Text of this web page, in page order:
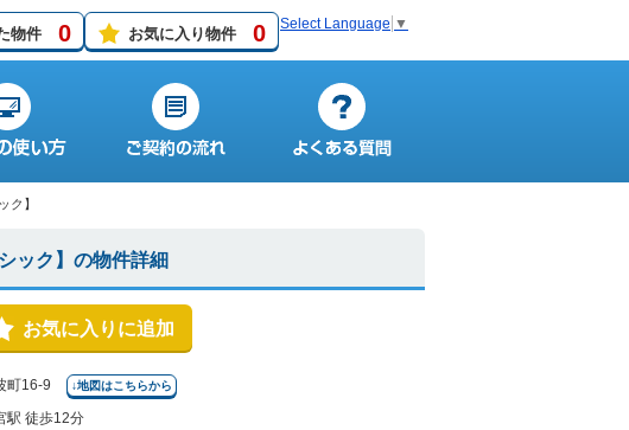
物件 0 お気に入り物件 0 Select Language ▼
ク】
ック】の物件詳細
お気に入りに追加
町16-9 ↓地図はこちらから
駅 徒歩12分